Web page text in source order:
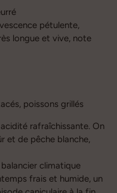
pétulente,
longue et vive, note
poissons grillés
rafraîchissante. On
et de pêche blanche,
balancier climatique
frais et humide, un